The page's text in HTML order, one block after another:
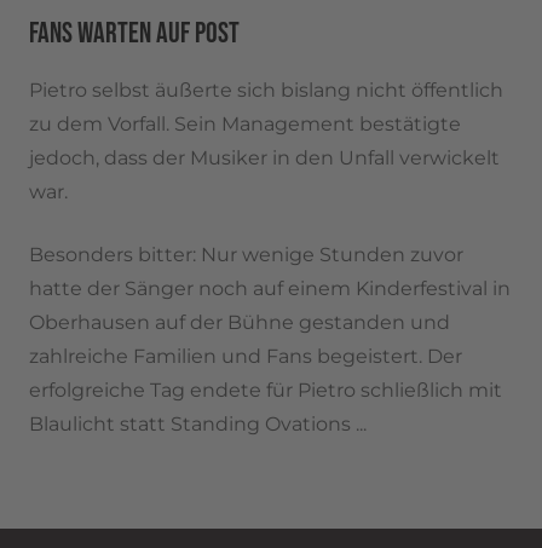
FANS WARTEN AUF POST
Pietro selbst äußerte sich bislang nicht öffentlich
zu dem Vorfall. Sein Management bestätigte
jedoch, dass der Musiker in den Unfall verwickelt
war.
Besonders bitter: Nur wenige Stunden zuvor
hatte der Sänger noch auf einem Kinderfestival in
Oberhausen auf der Bühne gestanden und
zahlreiche Familien und Fans begeistert. Der
erfolgreiche Tag endete für Pietro schließlich mit
Blaulicht statt Standing Ovations ...